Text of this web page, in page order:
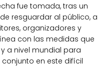
fue tomada, tras un
resguardar al público, a
organizadores y
con las medidas que
a nivel mundial para
en este difícil